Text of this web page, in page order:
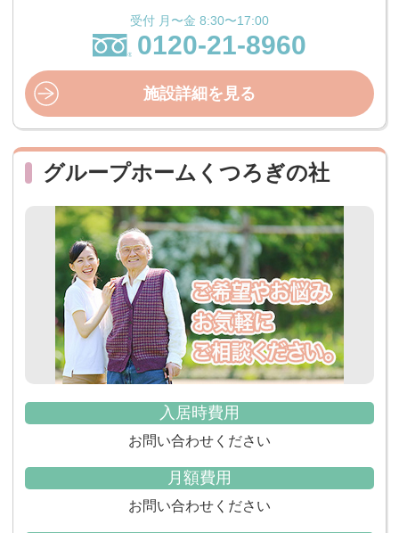
受付 月〜金 8:30〜17:00
0120-21-8960
施設詳細を見る
グループホームくつろぎの社
入居時費用
お問い合わせください
月額費用
お問い合わせください